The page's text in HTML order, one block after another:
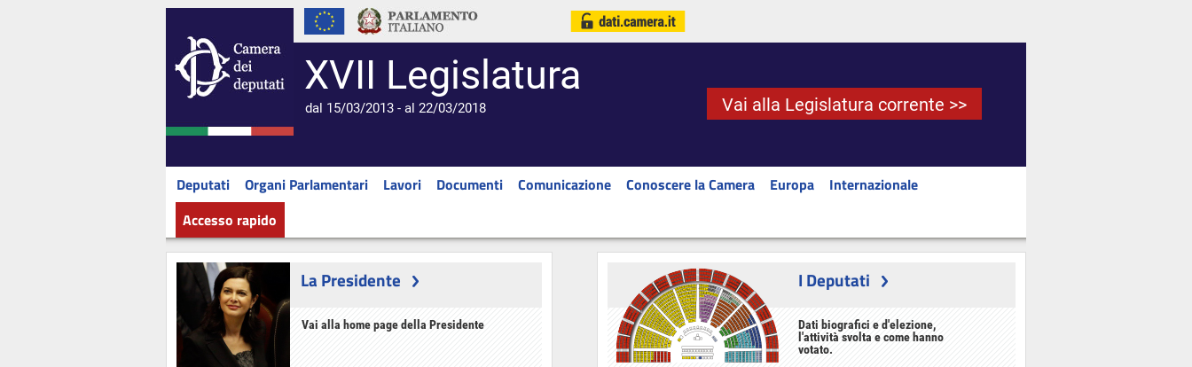
XVII Legislatura
dal 15/03/2013 - al 22/03/2018 Vai alla Legislatura corrente >>
Deputati Organi Parlamentari Lavori Documenti Comunicazione Conoscere la Camera Europa
Internazionale
Accesso rapido
La Presidente
Vai alla home page della Presidente
I Deputati
Dati biografici e d'elezione,
l'attività svolta e come hanno
votato.